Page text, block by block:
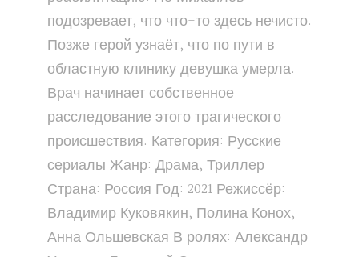
подозревает, что что-то здесь нечисто.
Позже герой узнаёт, что по пути в
областную клинику девушка умерла.
Врач начинает собственное
расследование этого трагического
происшествия. Категория: Русские
сериалы Жанр: Драма, Триллер
Страна: Россия Год: 2021 Режиссёр:
Владимир Куковякин, Полина Конох,
Анна Ольшевская В ролях: Александр